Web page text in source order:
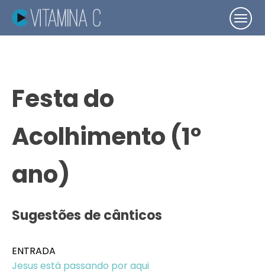
Festa do
Acolhimento (1º
ano)
Sugestões de cânticos
ENTRADA
Jesus está passando por aqui